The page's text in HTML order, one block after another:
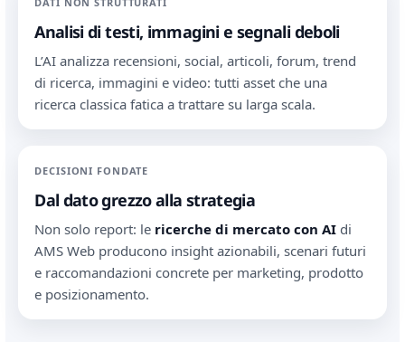
Analisi di testi, immagini e segnali deboli
L’AI analizza recensioni, social, articoli, forum, trend
di ricerca, immagini e video: tutti asset che una
ricerca classica fatica a trattare su larga scala.
DECISIONI FONDATE
Dal dato grezzo alla strategia
Non solo report: le ricerche di mercato con AI di
AMS Web producono insight azionabili, scenari futuri
e raccomandazioni concrete per marketing, prodotto
e posizionamento.